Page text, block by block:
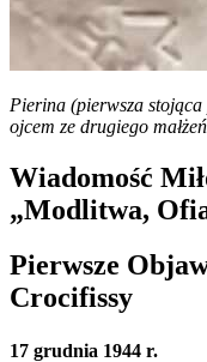
Pierina (pierwsza
ojcem ze drugiego
Wiadomość
„Modlitwa,
Pierwsze
Crocifissy
17 grudnia 1944 r.